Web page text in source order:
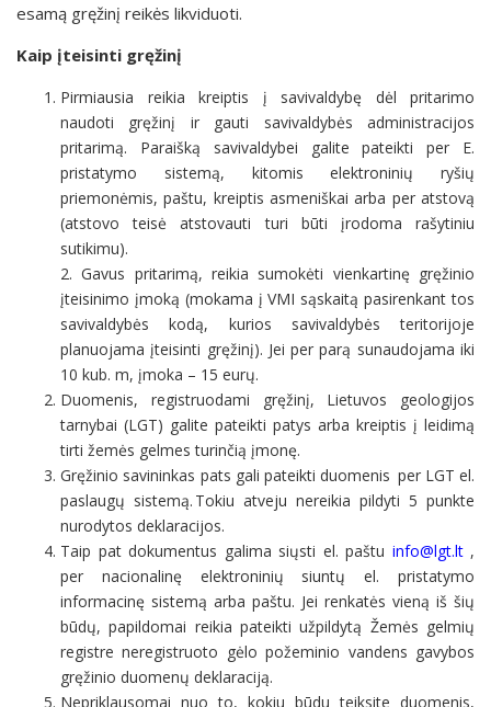
esamą gręžinį reikės likviduoti.
Kaip įteisinti gręžinį
Pirmiausia reikia kreiptis į savivaldybę dėl pritarimo
naudoti gręžinį ir gauti savivaldybės administracijos
pritarimą. Paraišką savivaldybei galite pateikti per E.
pristatymo sistemą, kitomis elektroninių ryšių
priemonėmis, paštu, kreiptis asmeniškai arba per atstovą
(atstovo teisė atstovauti turi būti įrodoma rašytiniu
sutikimu).
2. Gavus pritarimą, reikia sumokėti vienkartinę gręžinio
įteisinimo įmoką (mokama į VMI sąskaitą pasirenkant tos
savivaldybės kodą, kurios savivaldybės teritorijoje
planuojama įteisinti gręžinį). Jei per parą sunaudojama iki
10 kub. m, įmoka – 15 eurų.
Duomenis, registruodami gręžinį, Lietuvos geologijos
tarnybai (LGT) galite pateikti patys arba kreiptis į leidimą
tirti žemės gelmes turinčią įmonę.
Gręžinio savininkas pats gali pateikti duomenis per LGT el.
paslaugų sistemą. Tokiu atveju nereikia pildyti 5 punkte
nurodytos deklaracijos.
Taip pat dokumentus galima siųsti el. paštu info@lgt.lt,
per nacionalinę elektroninių siuntų el. pristatymo
informacinę sistemą arba paštu. Jei renkatės vieną iš šių
būdų, papildomai reikia pateikti užpildytą Žemės gelmių
registre neregistruoto gėlo požeminio vandens gavybos
gręžinio duomenų deklaraciją.
Nepriklausomai nuo to, kokiu būdu teiksite duomenis,